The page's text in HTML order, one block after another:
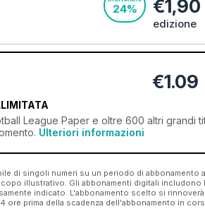
24% €1,90
edizione
€1.09
League Paper e oltre 600 altri grandi
Ulteriori informazioni
di singoli numeri su un periodo di abbonamento
illustrativo. Gli abbonamenti digitali includono
indicato. L'abbonamento scelto si
ore prima della scadenza dell'abbonamento in